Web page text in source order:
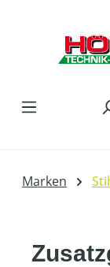
Marken